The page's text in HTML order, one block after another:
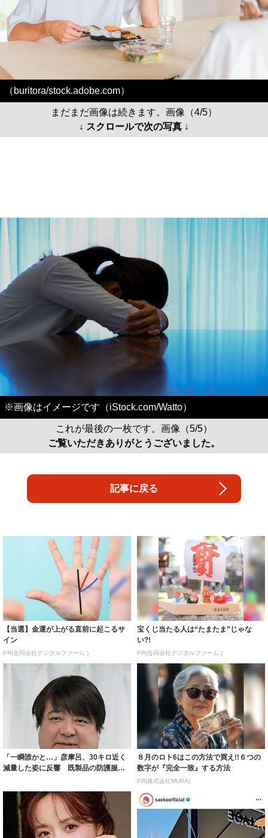
（buritora/stock.adobe.com）
まだまだ画像は続きます。画像（4/5）
↓ スクロールで次の写真 ↓
※画像はイメージです（iStock.com/Watto）
これが最後の一枚です。画像（5/5）
ご覧いただきありがとうございました。
記事に戻る
【当選】金運が上がる直前に起こるサ
イン
PR(合同会社デジタルファーム )
宝くじ当たる人は“たまたま”じゃな
い?!
PR(合同会社デジタルファーム )
「一瞬誰かと…」彦摩呂、30キロ近く
減量した姿に反響 既製品の防護服が
８月のロト6はこの方法で買え!!６つの
数字が『完全一致』する方法
PR(株式会社MURA)